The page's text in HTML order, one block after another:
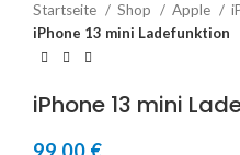
Startseite Shop Apple
iPhone 13 mini Ladefunktion
iPhone 13 mini
99,00 €